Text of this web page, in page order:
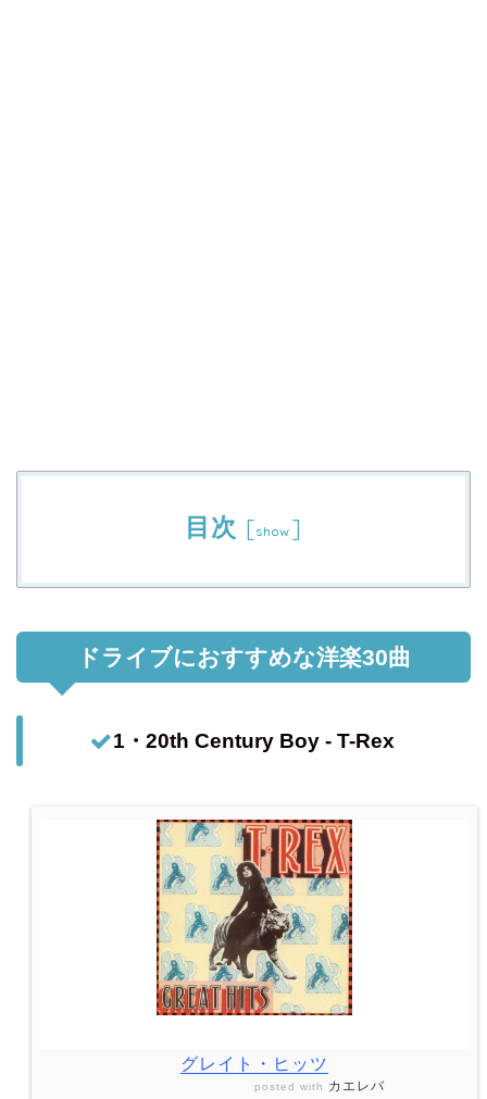
目次 [show ]
ドライブにおすすめな洋楽30曲
1・20th Century Boy - T-Rex
グレイト・ヒッツ
posted with カエレバ